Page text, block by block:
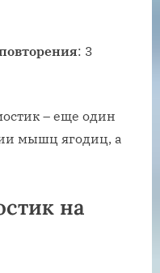
: 3
– еще один
мышц ягодиц, а
на